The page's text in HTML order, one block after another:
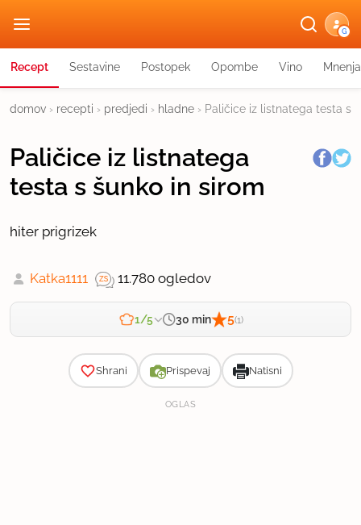
G
Recept Sestavine Postopek Opombe Vino Mnenja
domov › recepti › predjedi › hladne › Paličice iz listnatega testa s
Paličice iz listnatega
testa s šunko in sirom
hiter prigrizek
Katka1111 11.780 ogledov
1/5 30 min 5(1)
Shrani Prispevaj Natisni
OGLAS